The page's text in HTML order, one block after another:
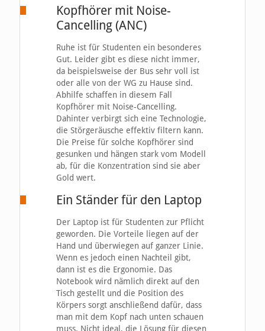
Kopfhörer mit Noise-
Cancelling (ANC)
Ruhe ist für Studenten ein besonderes
Gut. Leider gibt es diese nicht immer,
da beispielsweise der Bus sehr voll ist
oder alle von der WG zu Hause sind.
Abhilfe schaffen in diesem Fall
Kopfhörer mit Noise-Cancelling.
Dahinter verbirgt sich eine Technologie,
die Störgeräusche effektiv filtern kann.
Die Preise für solche Kopfhörer sind
gesunken und hängen stark vom Modell
ab, für die Konzentration sind sie aber
Gold wert.
Ein Ständer für den Laptop
Der Laptop ist für Studenten zur Pflicht
geworden. Die Vorteile liegen auf der
Hand und überwiegen auf ganzer Linie.
Wenn es jedoch einen Nachteil gibt,
dann ist es die Ergonomie. Das
Notebook wird nämlich direkt auf den
Tisch gestellt und die Position des
Körpers sorgt anschließend dafür, dass
man mit dem Kopf nach unten schauen
muss. Nicht ideal, die Lösung für diesen